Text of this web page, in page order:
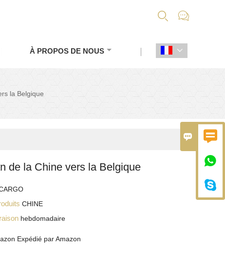
 


 
À PROPOS DE NOUS 
la Belgique
de la Chine vers la Belgique
CHINE
hebdomadaire
Expédié par Amazon